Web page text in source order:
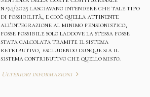
n.94/2025 lasciavano intendere che tale tipo
di possibilità, e cioè quella attinente
all'integrazione al minimo pensionistico,
fosse possibile solo laddove la stessa fosse
stata calcolata tramite il sistema
retributivo, escludendo dunque sia il
sistema contributivo che quello misto.
Ulteriori informazioni